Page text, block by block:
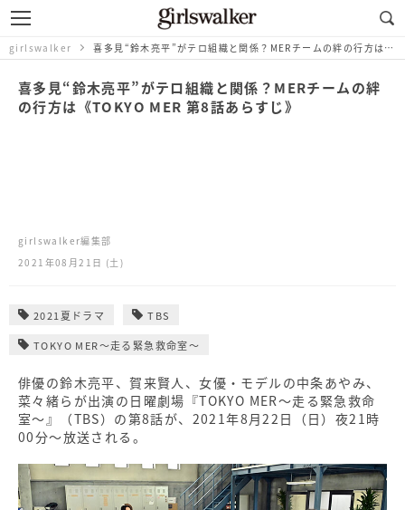
girlswalker 喜多見“鈴木亮平”がテロ組織と関係？MERチームの絆の行方は《TOKYO MER 第8話あらすじ》
喜多見“鈴木亮平”がテロ組織と関係？MERチームの絆
の行方は《TOKYO MER 第8話あらすじ》
girlswalker編集部
2021年08月21日 (土)
2021夏ドラマ TBS
TOKYO MER～走る緊急救命室～
俳優の鈴木亮平、賀来賢人、女優・モデルの中条あやみ、
菜々緒らが出演の日曜劇場『TOKYO MER～走る緊急救命
室～』（TBS）の第8話が、2021年8月22日（日）夜21時
00分～放送される。